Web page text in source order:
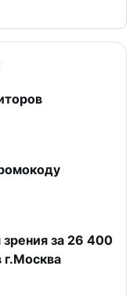
за 26 400
г.Москва